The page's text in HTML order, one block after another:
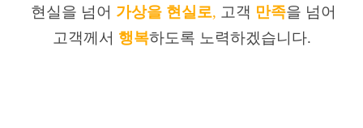
현실을 넘어 가상을 현실로, 고객 만족을 넘어
고객께서 행복하도록 노력하겠습니다.